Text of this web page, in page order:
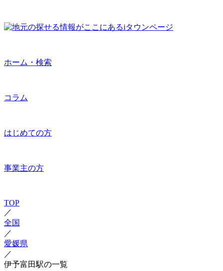
ホーム・検索
コラム
はじめての方
事業主の方
TOP
／
全国
／
愛媛県
／
伊予富田駅の一覧